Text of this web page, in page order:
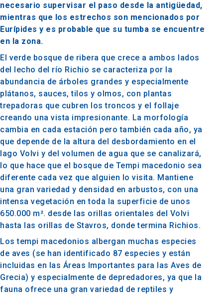
necesario supervisar el paso desde la antigüedad,
mientras que los estrechos son mencionados por
Eurípides y es probable que su tumba se encuentre
en la zona.
El verde bosque de ribera que crece a ambos lados
del lecho del río Richio se caracteriza por la
abundancia de árboles grandes y especialmente
plátanos, sauces, tilos y olmos, con plantas
trepadoras que cubren los troncos y el follaje
creando una vista impresionante. La morfología
cambia en cada estación pero también cada año, ya
que depende de la altura del desbordamiento en el
lago Volvi y del volumen de agua que se canalizará,
lo que hace que el bosque de Tempi macedonio sea
diferente cada vez que alguien lo visita. Mantiene
una gran variedad y densidad en arbustos, con una
intensa vegetación en toda la superficie de unos
650.000 m². desde las orillas orientales del Volvi
hasta las orillas de Stavros, donde termina Richios.
Los tempi macedonios albergan muchas especies
de aves (se han identificado 87 especies y están
incluidas en las Áreas Importantes para las Aves de
Grecia) y especialmente de depredadores, ya que la
fauna ofrece una gran variedad de reptiles y